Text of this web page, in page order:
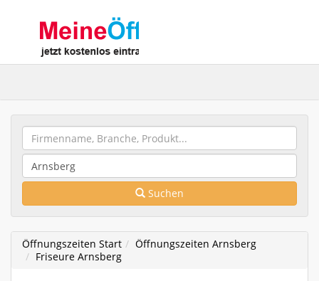
Suchen
Öffnungszeiten Start
Öffnungszeiten Arnsberg
Friseure Arnsberg